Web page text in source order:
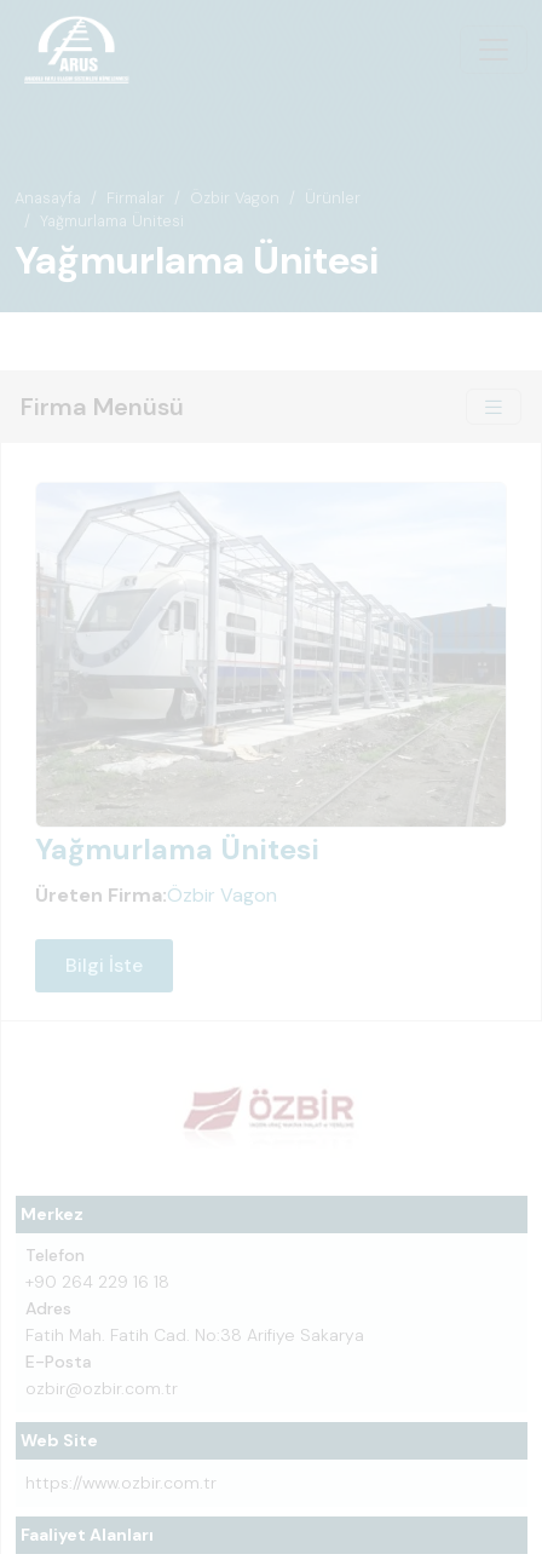
Anasayfa Firmalar Özbir Vagon
Ürünler
Yağmurlama Ünitesi
Yağmurlama Ünitesi
Firma Menüsü
Merkez
Telefon
+90 264 229 16 18
Adres
Fatih Mah. Fatih Cad. No:38 Arifiye Sakarya
E-Posta
ozbir@ozbir.com.tr
Web Site
https://www.ozbir.com.tr
Faaliyet Alanları
Yağmurlama Ünitesi
Üreten Firma:Özbir Vagon
Bilgi İste